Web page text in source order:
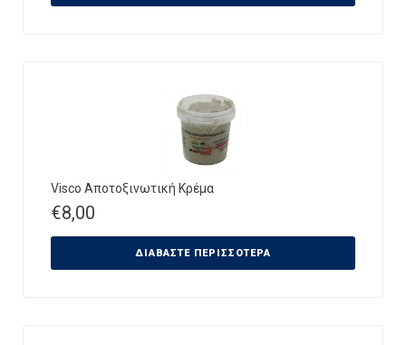
Visco Αποτοξινωτική Κρέμα
€8,00
ΔΙΑΒΆΣΤΕ ΠΕΡΙΣΣΌΤΕΡΑ